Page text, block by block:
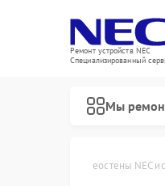
Ремонт устройств NEC
Специализированный
Мы
Видеостены NEC